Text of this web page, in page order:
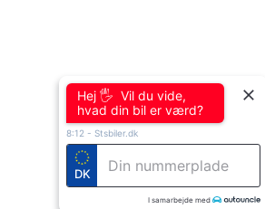
Hej 🖐 Vil du vide,
hvad din bil er værd?
8:12 - Stsbiler.dk
DK
I samarbejde med